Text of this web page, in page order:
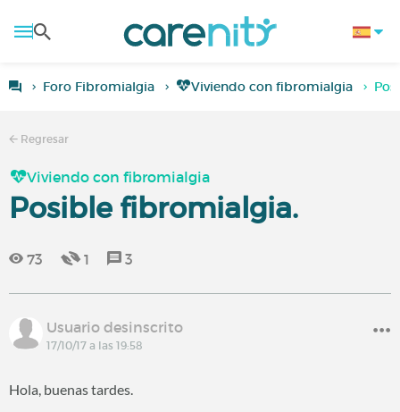
Foro Fibromialgia Viviendo con fibromialgia
Regresar
Viviendo con fibromialgia
Posible fibromialgia.
73 1 3
Usuario desinscrito
17/10/17 a las 19:58
Hola, buenas tardes.